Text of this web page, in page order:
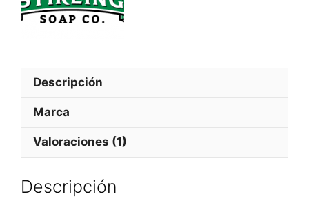
Descripción
Marca
Valoraciones (1)
Descripción